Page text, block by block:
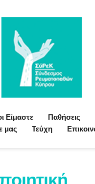
Είμαστε Παθήσεις
μας
Τεύχη